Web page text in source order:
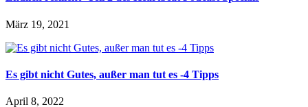
März 19, 2021
Es gibt nicht Gutes, außer man tut es -4 Tipps
April 8, 2022